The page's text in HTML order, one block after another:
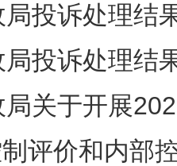
投诉处理结
投诉处理结
关于开展
评价和内部